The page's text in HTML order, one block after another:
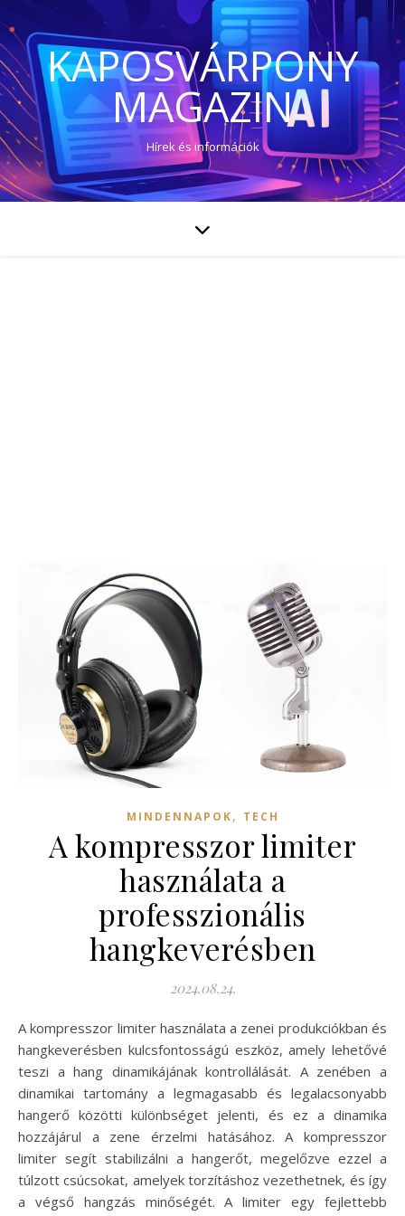
KAPOSVÁRPONY
MAGAZIN
Hírek és információk
MINDENNAPOK, TECH
A kompresszor limiter
használata a
professzionális
hangkeverésben
2024.08.24.
A kompresszor limiter használata a zenei produkciókban és
hangkeverésben kulcsfontosságú eszköz, amely lehetővé
teszi a hang dinamikájának kontrollálását. A zenében a
dinamikai tartomány a legmagasabb és legalacsonyabb
hangerő közötti különbséget jelenti, és ez a dinamika
hozzájárul a zene érzelmi hatásához. A kompresszor
limiter segít stabilizálni a hangerőt, megelőzve ezzel a
túlzott csúcsokat, amelyek torzításhoz vezethetnek, és így
a végső hangzás minőségét. A limiter egy fejlettebb